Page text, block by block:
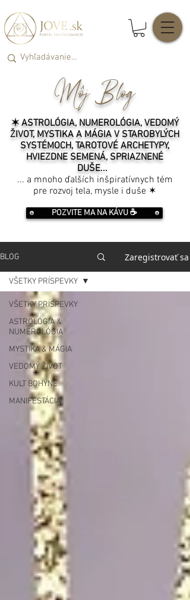
Môj Blog
✶ ASTROLÓGIA, NUMEROLÓGIA, VEDOMÝ
ŽIVOT, MYSTIKA A MÁGIA V STAROBYLÝCH
SYSTÉMOCH, TAROTOVÉ ARCHETYPY,
HVIEZDNE SEMENÁ, SPRIAZNENÉ
DUŠE...
... a mnoho ďalších inšpiratívnych tém
pre rozvoj tela, mysle i duše ✶
POZVITE MA NA KÁVU ☕️
BLOG Zaregistrovať sa
VŠETKY PRÍSPEVKY
ASTROLÓGIA &
NUMEROLÓGIA
MYSTIKA & MÁGIA
VEDOMÝ ŽIVOT
KULT BOHYNE
MANIFESTÁCIA
VŠETKY PRÍSPEVKY